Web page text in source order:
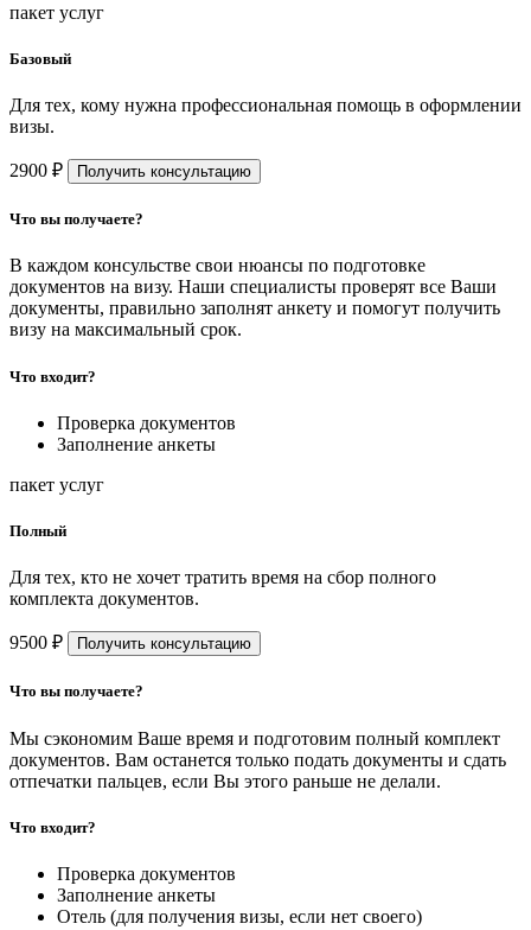
пакет услуг
Базовый
Для тех, кому нужна профессиональная помощь в оформлении
визы.
2900 ₽ Получить консультацию
Что вы получаете?
В каждом консульстве свои нюансы по подготовке
документов на визу. Наши специалисты проверят все Ваши
документы, правильно заполнят анкету и помогут получить
визу на максимальный срок.
Что входит?
Проверка документов
Заполнение анкеты
пакет услуг
Полный
Для тех, кто не хочет тратить время на сбор полного
комплекта документов.
9500 ₽ Получить консультацию
Что вы получаете?
Мы сэкономим Ваше время и подготовим полный комплект
документов. Вам останется только подать документы и сдать
отпечатки пальцев, если Вы этого раньше не делали.
Что входит?
Проверка документов
Заполнение анкеты
Отель (для получения визы, если нет своего)